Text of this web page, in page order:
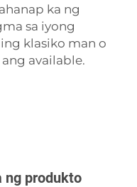
ka ng
sa iyong
klasiko man o
available.
ng produkto